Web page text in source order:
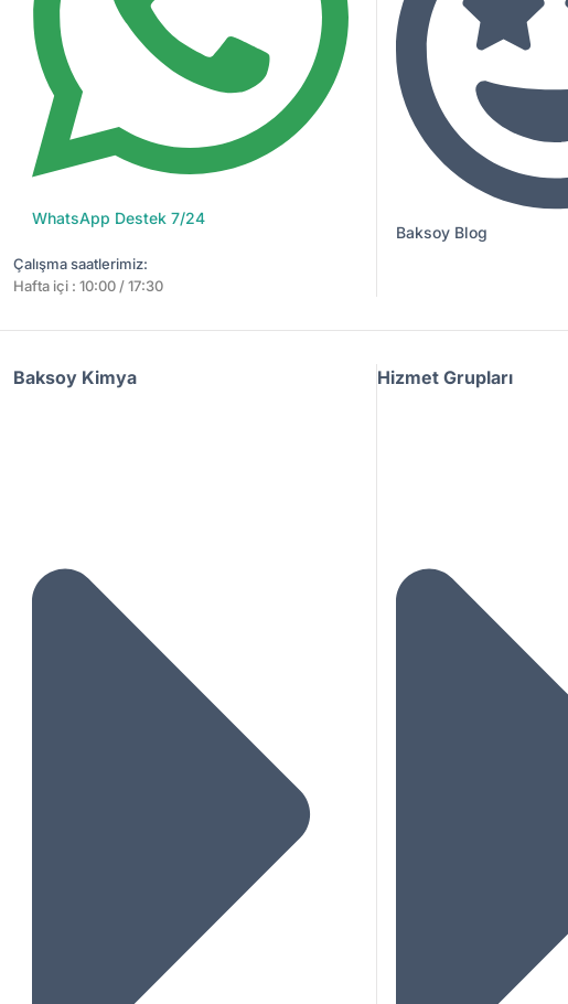
WhatsApp Destek 7/24
Çalışma saatlerimiz:
Hafta içi : 10:00 / 17:30
Baksoy Blog
Baksoy Kimya Hizmet Grupları